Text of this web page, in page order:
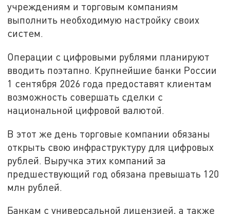
учреждениям и торговым компаниям
выполнить необходимую настройку своих
систем.
Операции с цифровыми рублями планируют
вводить поэтапно. Крупнейшие банки России
1 сентября 2026 года предоставят клиентам
возможность совершать сделки с
национальной цифровой валютой.
В этот же день торговые компании обязаны
открыть свою инфраструктуру для цифровых
рублей. Выручка этих компаний за
предшествующий год обязана превышать 120
млн рублей.
Банкам с универсальной лицензией, а также